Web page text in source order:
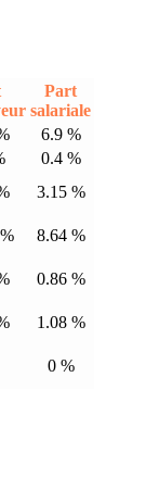
Part
salariale
6.9 %
0.4 %
3.15 %
8.64 %
0.86 %
1.08 %
0 %